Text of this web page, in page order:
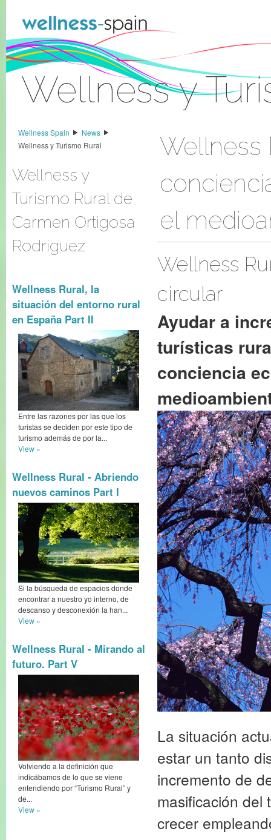
Wellness y
Wellness Spain
News
Wellness y Turismo Rural
Wellness y
Turismo Rural de
Carmen Ortigosa
Rodriguez
Wellness Rural, la
situación del entorno rural
en España Part II
Entre las razones por las que los
turistas se deciden por este tipo de
turismo además de por la...
View »
Wellness Rural - Abriendo
nuevos caminos Part I
Si la búsqueda de espacios donde
encontrar a nuestro yo interno, de
descanso y desconexión la han...
View »
Wellness Rural - Mirando al
futuro. Part V
Volviendo a la definición que
indicábamos de lo que se viene
entendiendo por “Turismo Rural” y
de...
View »
Wellness
el
Wellness
circular
Ayudar a
turísticas
conciencia
La situación
estar un tanto
incremento de
masificación del
crecer